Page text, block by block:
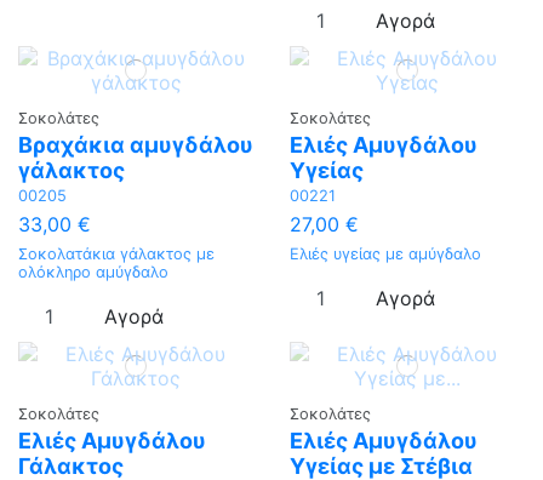
Αγορά
Σοκολάτες
Βραχάκια αμυγδάλου
γάλακτος
00205
33,00 €
Σοκολατάκια γάλακτος με
ολόκληρο αμύγδαλο
Αγορά
Σοκολάτες
Ελιές Αμυγδάλου
Υγείας
00221
27,00 €
Ελιές υγείας με αμύγδαλο
Αγορά
Σοκολάτες
Ελιές Αμυγδάλου
Γάλακτος
Σοκολάτες
Ελιές Αμυγδάλου
Υγείας με Στέβια